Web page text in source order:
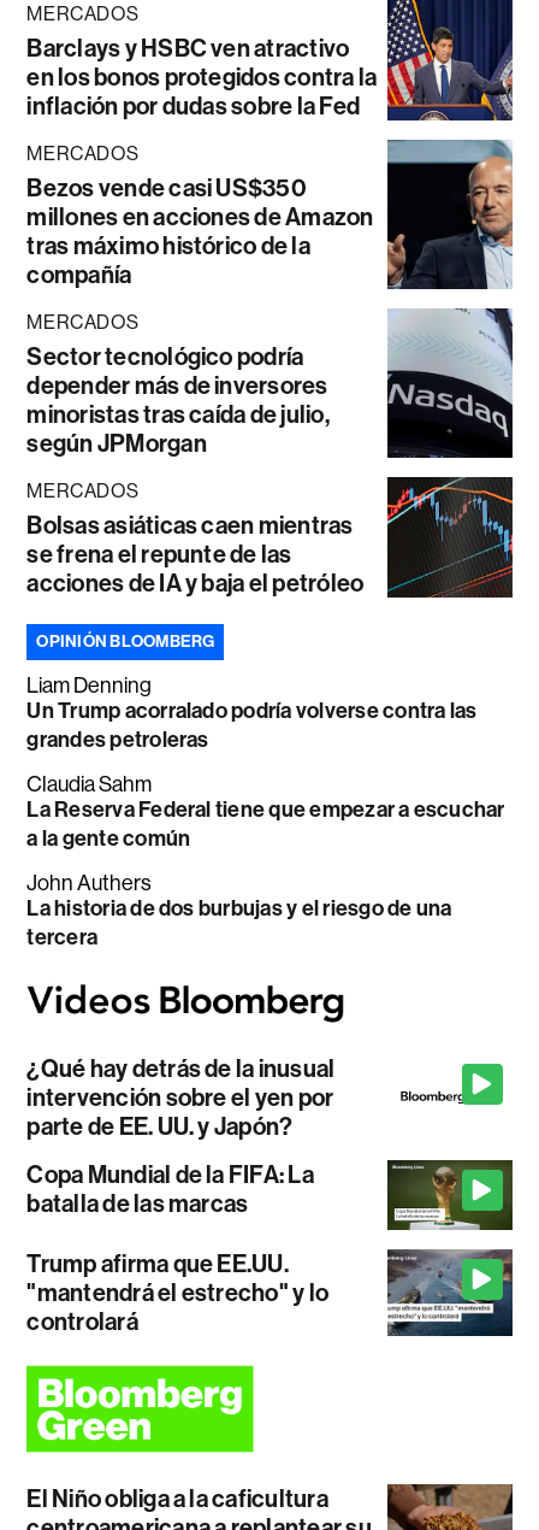
MERCADOS
Barclays y HSBC ven atractivo
en los bonos protegidos contra la
inflación por dudas sobre la Fed
MERCADOS
Bezos vende casi US$350
millones en acciones de Amazon
tras máximo histórico de la
compañía
MERCADOS
Sector tecnológico podría
depender más de inversores
minoristas tras caída de julio,
según JPMorgan
MERCADOS
Bolsas asiáticas caen mientras
se frena el repunte de las
acciones de IA y baja el petróleo
OPINIÓN BLOOMBERG
Liam Denning
Un Trump acorralado podría volverse contra las
grandes petroleras
Claudia Sahm
La Reserva Federal tiene que empezar a escuchar
a la gente común
John Authers
La historia de dos burbujas y el riesgo de una
tercera
¿Qué hay detrás de la inusual
intervención sobre el yen por
parte de EE. UU. y Japón?
Copa Mundial de la FIFA: La
batalla de las marcas
Trump afirma que EE.UU.
"mantendrá el estrecho" y lo
controlará
El Niño obliga a la caficultura